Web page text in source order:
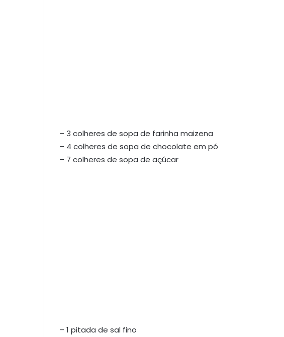
– 3 colheres de sopa de farinha maizena
– 4 colheres de sopa de chocolate em pó
– 7 colheres de sopa de açúcar
– 1 pitada de sal fino